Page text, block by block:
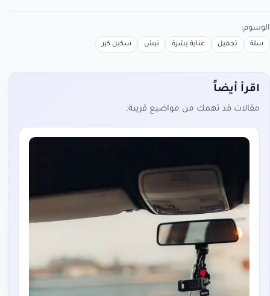
الوسوم:
سلة تجميل عناية بشرة نيش سكين كير
اقرأ أيضاً
مقالات قد تهمك من مواضيع قريبة.